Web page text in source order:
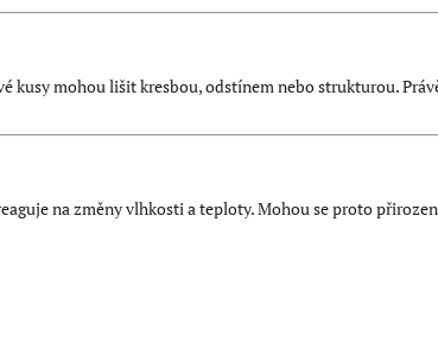
kusy mohou lišit kresbou, odstínem nebo strukturou.
na změny vlhkosti a teploty. Mohou se proto